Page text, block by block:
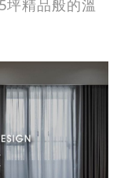
精品般的溫